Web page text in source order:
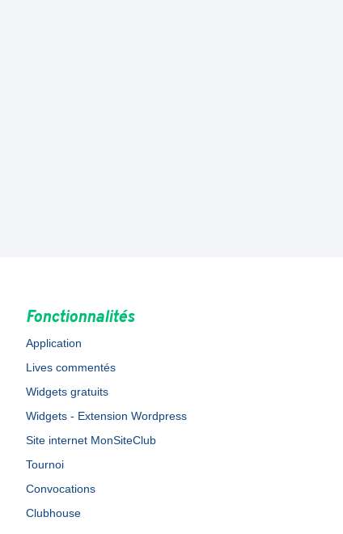
Fonctionnalités
Application
Lives commentés
Widgets gratuits
Widgets - Extension Wordpress
Site internet MonSiteClub
Tournoi
Convocations
Clubhouse